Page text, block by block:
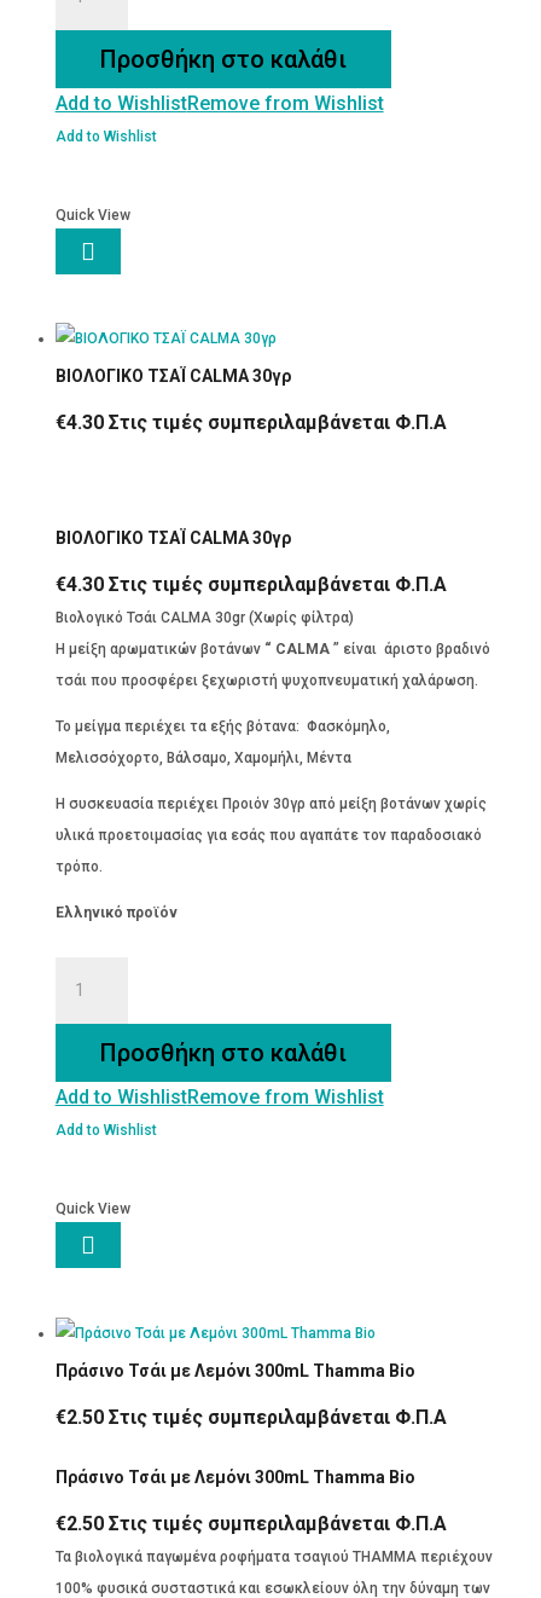
ΦΑΚΕΛΑΚΙΑ
ποσότητα
Προσθήκη στο καλάθι
Add to WishlistRemove from Wishlist
Add to Wishlist
Quick View

ΒΙΟΛΟΓΙΚΟ ΤΣΑΪ CALMA 30γρ
€4.30 Στις τιμές συμπεριλαμβάνεται Φ.Π.Α
ΒΙΟΛΟΓΙΚΟ ΤΣΑΪ CALMA 30γρ
€4.30 Στις τιμές συμπεριλαμβάνεται Φ.Π.Α
Βιολογικό Τσάι CALMA 30gr (Χωρίς φίλτρα)
H μείξη αρωματικών βοτάνων “ CALMA ” είναι άριστο βραδινό
τσάι που προσφέρει ξεχωριστή ψυχοπνευματική χαλάρωση.
Το μείγμα περιέχει τα εξής βότανα: Φασκόμηλο,
Μελισσόχορτο, Βάλσαμο, Χαμομήλι, Μέντα
Η συσκευασία περιέχει Προιόν 30γρ από μείξη βοτάνων χωρίς
υλικά προετοιμασίας για εσάς που αγαπάτε τον παραδοσιακό
τρόπο.
Ελληνικό προϊόν
ποσότητα
Προσθήκη στο καλάθι
Add to WishlistRemove from Wishlist
Add to Wishlist
Quick View

Πράσινο Τσάι με Λεμόνι 300mL Thamma Bio
€2.50 Στις τιμές συμπεριλαμβάνεται Φ.Π.Α
Πράσινο Τσάι με Λεμόνι 300mL Thamma Bio
€2.50 Στις τιμές συμπεριλαμβάνεται Φ.Π.Α
Τα βιολογικά παγωμένα ροφήματα τσαγιού THAMMA περιέχουν
100% φυσικά συσταστικά και εσωκλείουν όλη την δύναμη των